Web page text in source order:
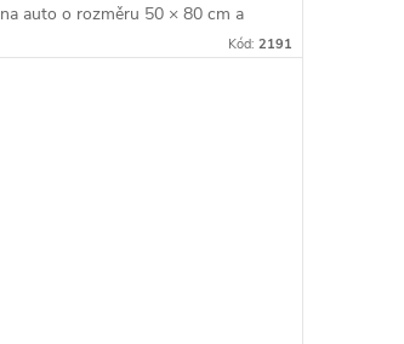
na auto o rozměru 50 × 80 cm a
Kód: 2191